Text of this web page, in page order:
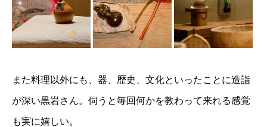
また料理以外にも、器、歴史、文化といったことに造詣
が深い黒岩さん。伺うと毎回何かを教わって来れる感覚
も実に嬉しい。